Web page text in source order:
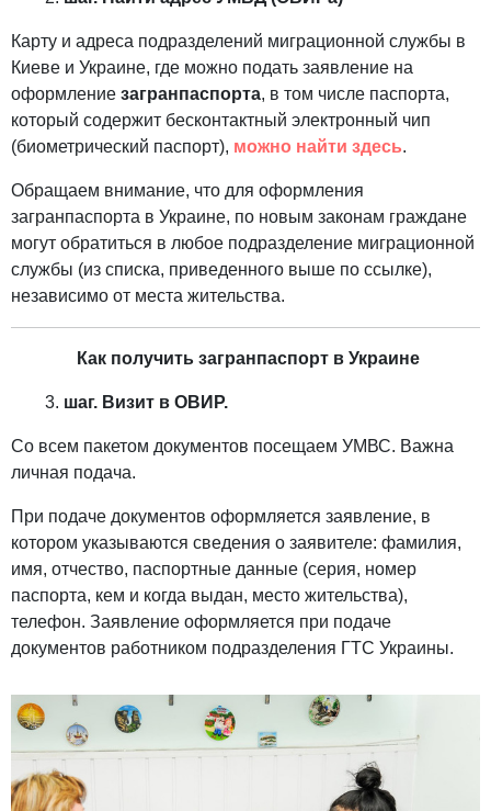
Карту и адреса подразделений миграционной службы в
Киеве и Украине, где можно подать заявление на
оформление загранпаспорта, в том числе паспорта,
который содержит бесконтактный электронный чип
(биометрический паспорт), можно найти здесь.
Обращаем внимание, что для оформления
загранпаспорта в Украине, по новым законам граждане
могут обратиться в любое подразделение миграционной
службы (из списка, приведенного выше по ссылке),
независимо от места жительства.
Как получить загранпаспорт в Украине
шаг. Визит в ОВИР.
Со всем пакетом документов посещаем УМВС. Важна
личная подача.
При подаче документов оформляется заявление, в
котором указываются сведения о заявителе: фамилия,
имя, отчество, паспортные данные (серия, номер
паспорта, кем и когда выдан, место жительства),
телефон. Заявление оформляется при подаче
документов работником подразделения ГТС Украины.